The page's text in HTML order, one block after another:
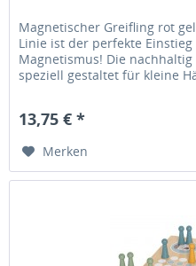
Magnetischer Greifling rot
Linie ist der perfekte
Magnetismus! Die
speziell gestaltet für kleine
13,75 € *
Merken